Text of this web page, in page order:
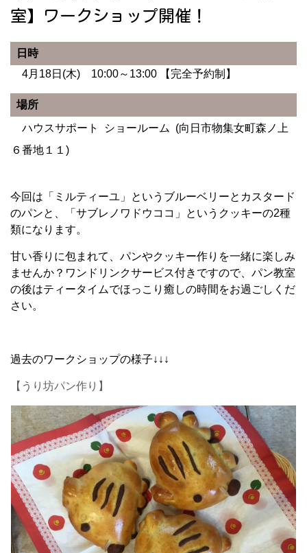
室】ワークショップ開催！
日時
4月18日(木) 10:00～13:00 【完全予約制】
場所
ハウスサポート ショールーム (向日市物集女町森ノ上
６番地１１)
今回は「ミルティーユ」というブルーベリーとカスタード
のパンと、「サブレノワドウココ」というクッキーの2種
類になります。
甘い香りに包まれて、パンやクッキー作りを一緒に楽しみ
ませんか？ワンドリンクサービス付きですので、パン教室
の後はティータイムでほっこり癒しの時間をお過ごしくだ
さい。
過去のワークショップの様子↓↓↓
【うり坊パン作り】